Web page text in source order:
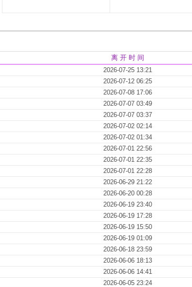
离 开 时 间
2026-07-25 13:21
2026-07-12 06:25
2026-07-08 17:06
2026-07-07 03:49
2026-07-07 03:37
2026-07-02 02:14
2026-07-02 01:34
2026-07-01 22:56
2026-07-01 22:35
2026-07-01 22:28
2026-06-29 21:22
2026-06-20 00:28
2026-06-19 23:40
2026-06-19 17:28
2026-06-19 15:50
2026-06-19 01:09
2026-06-18 23:59
2026-06-06 18:13
2026-06-06 14:41
2026-06-05 23:24